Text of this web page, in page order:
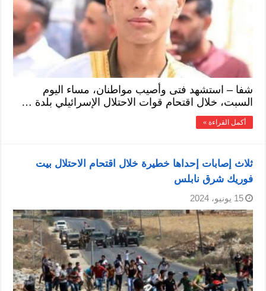
شفا – استشهد فتى وأصيب مواطنان، مساء اليوم
السبت، خلال اقتحام قوات الاحتلال الإسرائيلي بلدة …
أكمل القراءة »
ثلاث إصابات إحداها خطيرة خلال اقتحام الاحتلال بيت
فوريك شرق نابلس
15 يونيو، 2024